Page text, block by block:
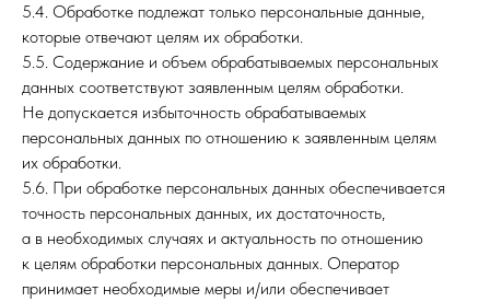
5.4. Обработке подлежат только персональные данные,
которые отвечают целям их обработки.
5.5. Содержание и объем обрабатываемых персональных
данных соответствуют заявленным целям обработки.
Не допускается избыточность обрабатываемых
персональных данных по отношению к заявленным целям
их обработки.
5.6. При обработке персональных данных обеспечивается
точность персональных данных, их достаточность,
а в необходимых случаях и актуальность по отношению
к целям обработки персональных данных. Оператор
принимает необходимые меры и/или обеспечивает